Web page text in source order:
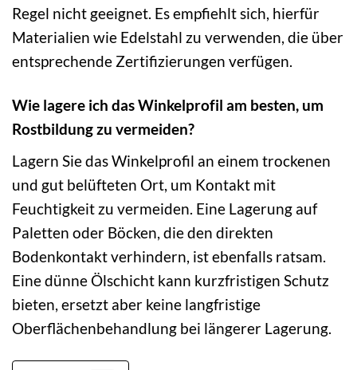
Regel nicht geeignet. Es empfiehlt sich, hierfür
Materialien wie Edelstahl zu verwenden, die über
entsprechende Zertifizierungen verfügen.
Wie lagere ich das Winkelprofil am besten, um
Rostbildung zu vermeiden?
Lagern Sie das Winkelprofil an einem trockenen
und gut belüfteten Ort, um Kontakt mit
Feuchtigkeit zu vermeiden. Eine Lagerung auf
Paletten oder Böcken, die den direkten
Bodenkontakt verhindern, ist ebenfalls ratsam.
Eine dünne Ölschicht kann kurzfristigen Schutz
bieten, ersetzt aber keine langfristige
Oberflächenbehandlung bei längerer Lagerung.